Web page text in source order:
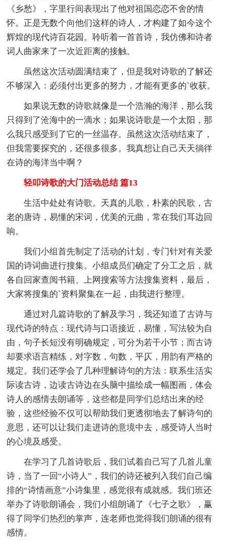
《乡愁》，字里行间表现出了他对祖国恋恋不舍的情
怀。正是无数个向他们这样的诗人，才构建了如今这个
辉煌的现代诗百花园。聆听着一首首诗，我仿佛和诗者
词人曲家来了一次近距离的接触。
虽然这次活动圆满结束了，但是我对诗歌的了解还
不够深入：必须付出更多的努力，才能有更多的`收获。
如果说无数的诗歌就像是一个浩瀚的海洋，那么我
只得到了沧海中的一滴水；如果说诗歌是一个太阳，那
么我只感受到了它的一丝温存。虽然这次活动结束了，
但我需要探究的，还很多很多。我真想让自己天天徜徉
在诗的海洋当中啊？
轻叩诗歌的大门活动总结 篇13
生活中处处有诗歌。天真的儿歌，朴素的民歌，古
老的唐诗，易懂的宋词，优美的元曲，常在我们耳边回
响。
我们小组首先制定了活动的计划，专门针对有关爱
国的诗词曲进行搜集。小组成员们确定了分工之后，就
各自回家查阅书籍、上网搜索等方法搜集资料，最后，
大家将搜集的`资料聚集在一起，由我进行整理。
通过对几篇诗歌的了解及学习，我还知道了古诗与
现代诗的特点：现代诗与口语接近，易懂，写法较为自
由，句子长短没有明确规定，可分为若干小节；而古诗
却要求语言精练，对字数，句数，平仄，用韵有严格的
规定。我们还学会了几种理解诗句的方法：联系生活实
际读古诗，边读古诗边在头脑中描绘成一幅图画，体会
诗人的感情去朗诵等，这些都是同学们总结出来的经
验，这些经验不仅可以帮助我们更透彻地去了解诗句的
意思，还可以让我们走进诗的意境中去，感受诗人当时
的心境及感受。
在学习了几首诗歌后，我们试着自己写了几首儿童
诗，当了一回“小诗人”，我们的诗还被列入我们自己编
排的“诗情画意”小诗集里，感觉很有成就感。我们班还
举办了诗歌朗诵会，我们小组朗诵了《七子之歌》，赢
得了同学们热烈的掌声，连老师也觉得我们朗诵的很有
感情。